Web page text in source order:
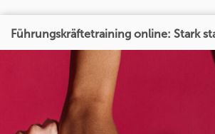
Führungskräftetraining online: Stark